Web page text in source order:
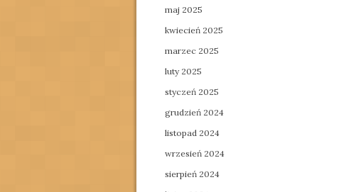
maj 2025
kwiecień 2025
marzec 2025
luty 2025
styczeń 2025
grudzień 2024
listopad 2024
wrzesień 2024
sierpień 2024